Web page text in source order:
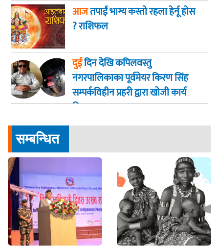
आजतपाईं भाग्य कस्ताे रहला हेर्नू हाेस
? राशिफल
दुईदिन देखि कपिलवस्तु
नगरपालिकाका पूर्वमेयर किरण सिंह
सम्पर्कविहीन प्रहरी द्वारा खाेजी कार्य
तिब्रता
सम्बन्धित